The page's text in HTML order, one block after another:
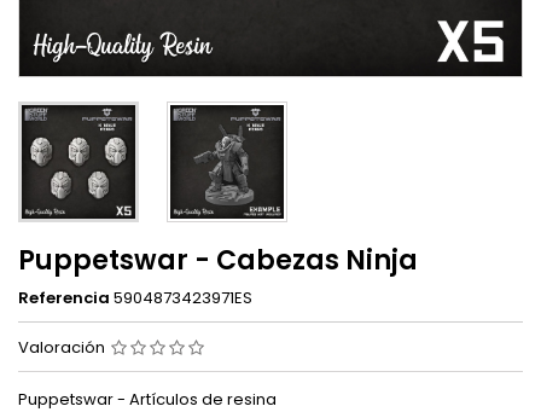
Puppetswar - Cabezas Ninja
Referencia 5904873423971ES
Valoración
Puppetswar - Artículos de resina